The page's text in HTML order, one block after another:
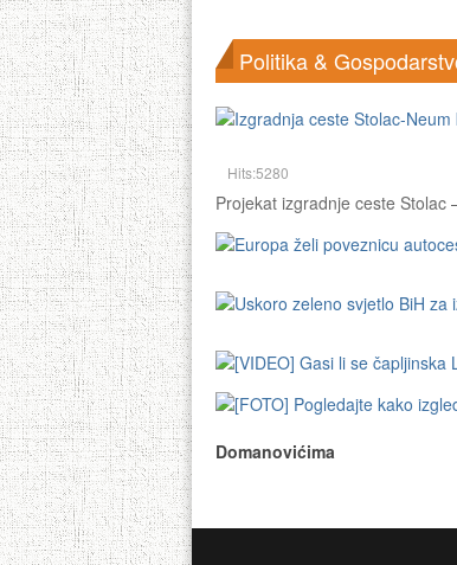
Politika &
Hits:5280
Projekat izgradnje ceste Stolac
Domanovićima